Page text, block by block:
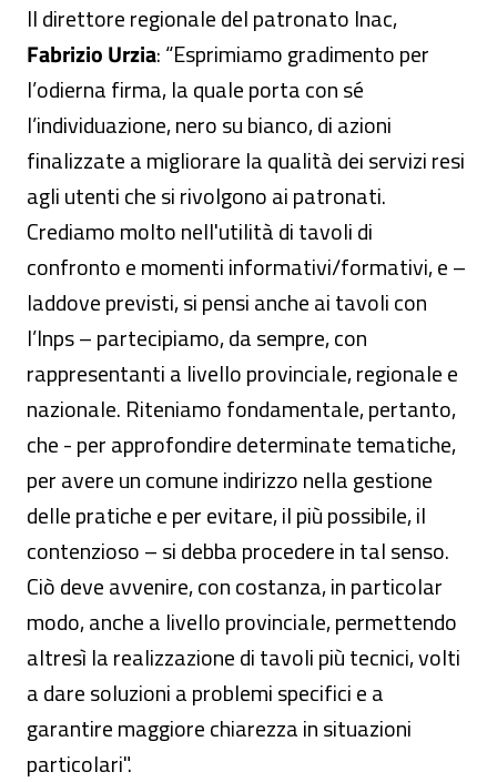
Il direttore regionale del patronato Inac,
Fabrizio Urzia: “Esprimiamo gradimento per
l’odierna firma, la quale porta con sé
l’individuazione, nero su bianco, di azioni
finalizzate a migliorare la qualità dei servizi resi
agli utenti che si rivolgono ai patronati.
Crediamo molto nell'utilità di tavoli di
confronto e momenti informativi/formativi, e –
laddove previsti, si pensi anche ai tavoli con
l’Inps – partecipiamo, da sempre, con
rappresentanti a livello provinciale, regionale e
nazionale. Riteniamo fondamentale, pertanto,
che - per approfondire determinate tematiche,
per avere un comune indirizzo nella gestione
delle pratiche e per evitare, il più possibile, il
contenzioso – si debba procedere in tal senso.
Ciò deve avvenire, con costanza, in particolar
modo, anche a livello provinciale, permettendo
altresì la realizzazione di tavoli più tecnici, volti
a dare soluzioni a problemi specifici e a
garantire maggiore chiarezza in situazioni
particolari".